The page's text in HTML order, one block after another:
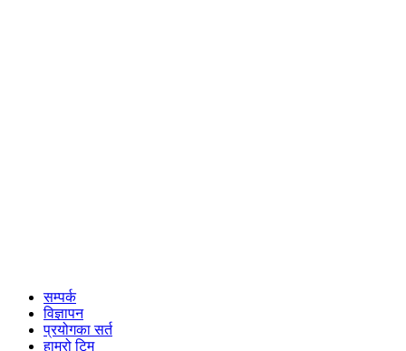
सम्पर्क
विज्ञापन
प्रयोगका सर्त
हाम्रो टिम